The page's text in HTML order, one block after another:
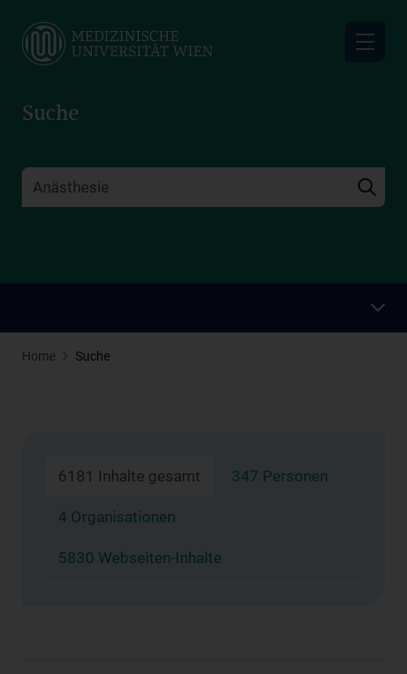
main
Suche
Home Suche
6181 Inhalte gesamt 347 Personen
4 Organisationen
5830 Webseiten-Inhalte